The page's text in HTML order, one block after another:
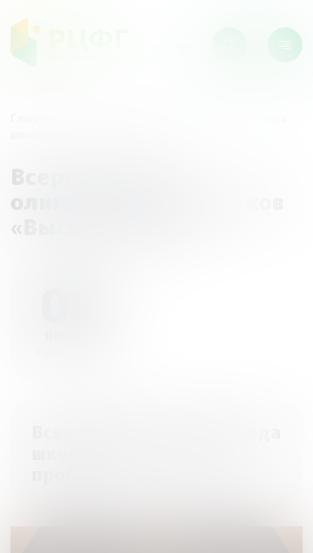
Всероссийская
олимпиада школьников
«Высшая проба»